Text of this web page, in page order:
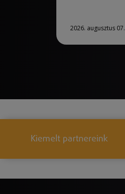
2026. augusztus 07.
Kiemelt partnereink